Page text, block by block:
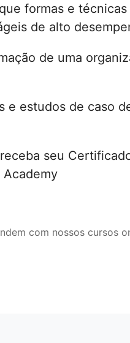
formas e técnicas
de alto
de uma
e estudos de caso
seu
Academy
com nossos cursos